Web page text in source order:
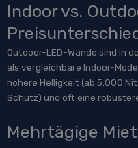
Indoor vs.
Outdoor-LED-Wände sind in
als vergleichbare Indoor-
höhere Helligkeit (ab 5.000
Schutz) und oft eine
Mehrtägige